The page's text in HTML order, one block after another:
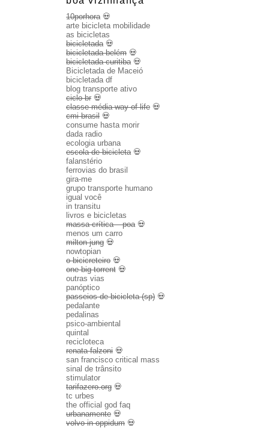
10porhora💀
arte bicicleta mobilidade
as bicicletas
bicicletada💀
bicicletada belém 💀
bicicletada curitiba💀
Bicicletada de Maceió
bicicletada df
blog transporte ativo
ciclo br 💀
classe média way of life 💀
cmi brasil 💀
consume hasta morir
dada radio
ecologia urbana
escola de bicicleta💀
falanstério
ferrovias do brasil
gira-me
grupo transporte humano
igual você
in transitu
livros e bicicletas
massa crítica – poa💀
menos um carro
milton jung 💀
nowtopian
o bicicreteiro 💀
one big torrent 💀
outras vias
panóptico
passeios de bicicleta (sp) 💀
pedalante
pedalinas
psico-ambiental
quintal
recicloteca
renata falzoni 💀
san francisco critical mass
sinal de trânsito
stimulator
tarifazero.org 💀
tc urbes
the official god faq
urbanamente 💀
volvo in oppidum 💀